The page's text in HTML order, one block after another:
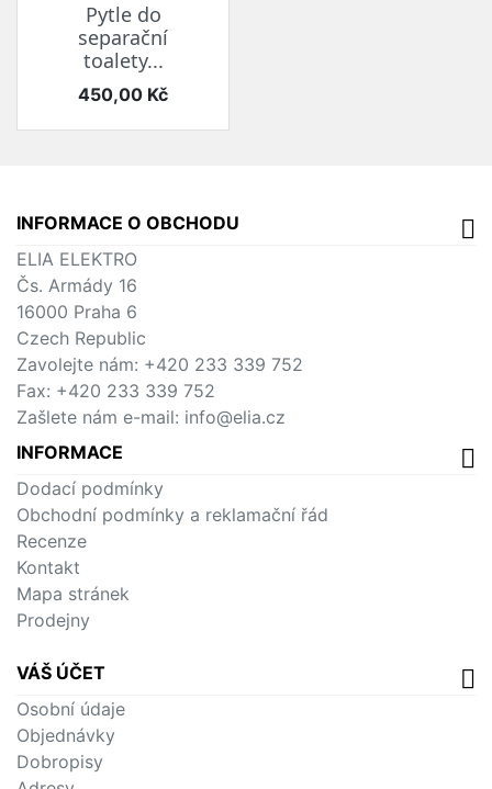
Pytle do
separační
toalety...
Cena
450,00 Kč
INFORMACE O OBCHODU
ELIA ELEKTRO
Čs. Armády 16
16000 Praha 6
Czech Republic
Zavolejte nám: +420 233 339 752
Fax: +420 233 339 752
Zašlete nám e-mail: info@elia.cz
INFORMACE
Dodací podmínky
Obchodní podmínky a reklamační řád
Recenze
Kontakt
Mapa stránek
Prodejny
VÁŠ ÚČET
Osobní údaje
Objednávky
Dobropisy